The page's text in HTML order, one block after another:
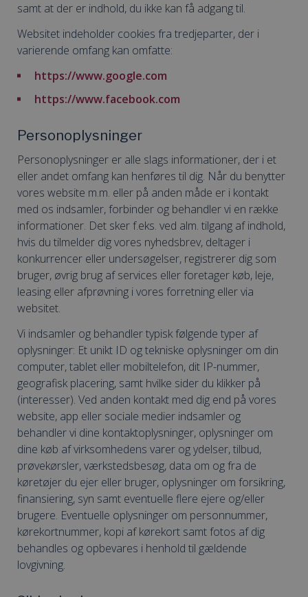
samt at der er indhold, du ikke kan få adgang til.
Websitet indeholder cookies fra tredjeparter, der i
varierende omfang kan omfatte:
https://www.google.com
https://www.facebook.com
Personoplysninger
Personoplysninger er alle slags informationer, der i et
eller andet omfang kan henføres til dig. Når du benytter
vores website m.m. eller på anden måde er i kontakt
med os indsamler, forbinder og behandler vi en række
informationer. Det sker f.eks. ved alm. tilgang af indhold,
hvis du tilmelder dig vores nyhedsbrev, deltager i
konkurrencer eller undersøgelser, registrerer dig som
bruger, øvrig brug af services eller foretager køb, leje,
leasing eller afprøvning i vores forretning eller via
websitet.
Vi indsamler og behandler typisk følgende typer af
oplysninger: Et unikt ID og tekniske oplysninger om din
computer, tablet eller mobiltelefon, dit IP-nummer,
geografisk placering, samt hvilke sider du klikker på
(interesser). Ved anden kontakt med dig end på vores
website, app eller sociale medier indsamler og
behandler vi dine kontaktoplysninger, oplysninger om
dine køb af virksomhedens varer og ydelser, tilbud,
prøvekørsler, værkstedsbesøg, data om og fra de
køretøjer du ejer eller bruger, oplysninger om forsikring,
finansiering, syn samt eventuelle flere ejere og/eller
brugere. Eventuelle oplysninger om personnummer,
kørekortnummer, kopi af kørekort samt fotos af dig
behandles og opbevares i henhold til gældende
lovgivning.